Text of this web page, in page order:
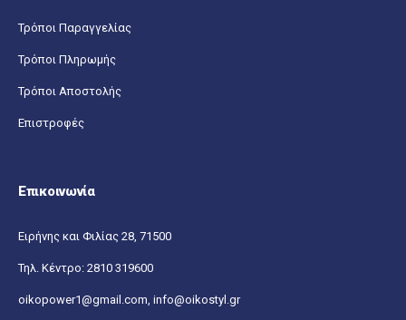
Τρόποι Παραγγελίας
Τρόποι Πληρωμής
Τρόποι Αποστολής
Επιστροφές
Επικοινωνία
Ειρήνης και Φιλίας 28, 71500
Τηλ. Κέντρο: 2810 319600
oikopower1@gmail.com, info@oikostyl.gr